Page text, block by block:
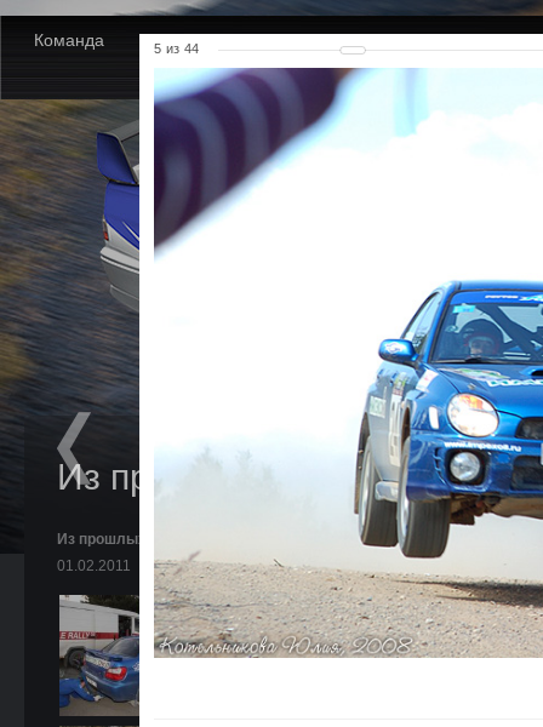
Команда Новости Партнеры Фото Видео
Из прошлых лет. Мурадьян.
Из прошлых лет. Мурадьян.
01.02.2011
5 из 44